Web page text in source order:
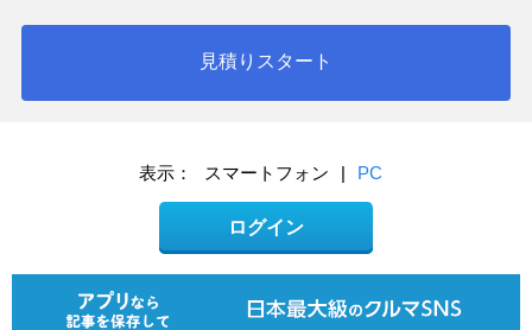
見積りスタート
表示： スマートフォン | PC
ログイン